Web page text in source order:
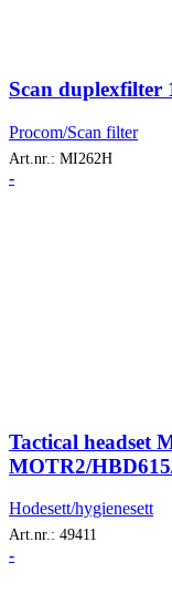
Scan duplexfilter
Procom/Scan filter
Art.nr.: MI262H
-
Tactical headset
MOTR2/
Hodesett/hygienesett
Art.nr.: 49411
-